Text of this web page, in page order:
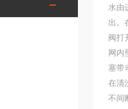
水由
出。
阀打
网内
塞带
在清
不间